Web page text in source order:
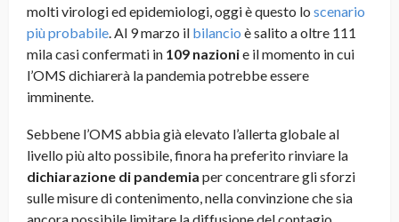
molti virologi ed epidemiologi, oggi è questo lo scenario
più probabile. Al 9 marzo il bilancio è salito a oltre 111
mila casi confermati in 109 nazionie il momento in cui
l’OMS dichiarerà la pandemia potrebbe essere
imminente.
Sebbene l’OMS abbia già elevato l’allerta globale al
livello più alto possibile, finora ha preferito rinviare la
dichiarazione di pandemia per concentrare gli sforzi
sulle misure di contenimento, nella convinzione che sia